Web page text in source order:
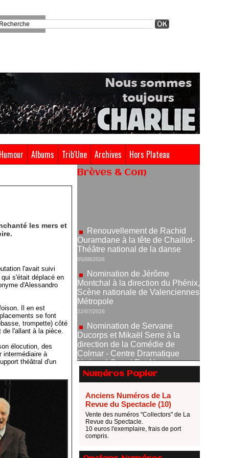
Humour Albums Trib'Une Archives Hors Plateau
les mers et
l'avait suivi
s'était déplacé en
d'Alessandro
Il en est
se font
trompette) côté
de l'allant à la pièce.
élocution, des
intermédiaire à
théâtral d'un
Brèves & Com
05/08/2026
Nomination de Jérôme
Montchal à la direction du Phénix,
Métropole
22/07/2026
Nomination de Servane
Ducorps et Mikaël Serre à la
Colmar - Centre Dramatique
National Grand Est Alsace
07/07/2026
Thomas Jolly et Laëtitia
Guédon nommés à la direction du
TNP
Fonds SACD Théâtre : les
lauréats 2026
23/06/2026
Dispositif ARTCENA Écrire
20/06/2026
Numéros Papier
Anciens Numéros de La
Revue du Spectacle (10)
Vente des numéros "Collectors" de La
Revue du Spectacle.
10 euros l'exemplaire, frais de port
compris.